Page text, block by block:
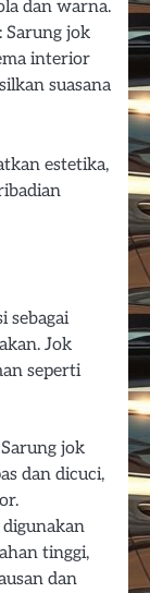
dan warna.
: Sarung jok
interior
suasana
estetika,
sebagai
Jok
seperti
jok
dan dicuci,
tinggi,
dan